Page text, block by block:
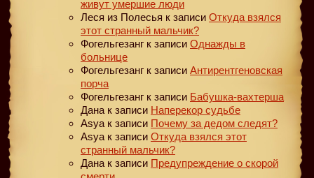
живут умершие люди
Леся из Полесья к записи Откуда взялся
этот странный мальчик?
Фогельгезанг к записи Однажды в
больнице
Фогельгезанг к записи Антирентгеновская
порча
Фогельгезанг к записи Бабушка-вахтерша
Дана к записи Наперекор судьбе
Asya к записи Почему за дедом следят?
Asya к записи Откуда взялся этот
странный мальчик?
Дана к записи Предупреждение о скорой